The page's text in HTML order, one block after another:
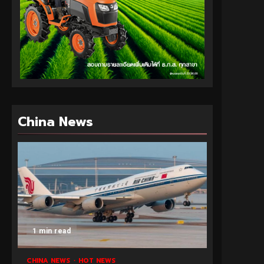
China News
1 min read
CHINA NEWS HOT NEWS